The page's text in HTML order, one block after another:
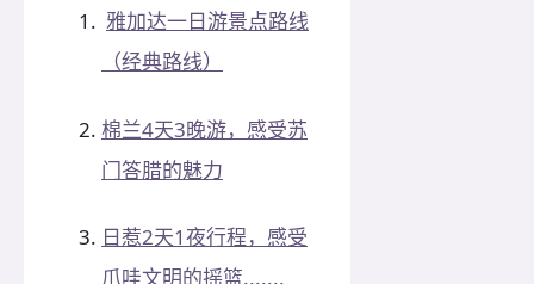
雅加达一日游景点路线
（经典路线）
棉兰4天3晚游，感受苏
门答腊的魅力
日惹2天1夜行程，感受
爪哇文明的摇篮.......